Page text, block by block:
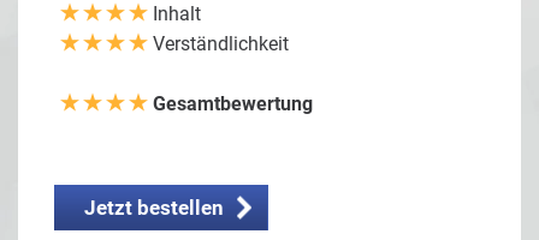
Inhalt
Verständlichkeit
Gesamtbewertung
Jetzt bestellen